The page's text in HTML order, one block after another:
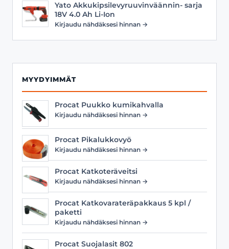
Yato Akkukipsilevyruuvinväännin- sarja
18V 4.0 Ah Li-Ion
Kirjaudu nähdäksesi hinnan →
MYYDYIMMÄT
Procat Puukko kumikahvalla
Kirjaudu nähdäksesi hinnan →
Procat Pikalukkovyö
Kirjaudu nähdäksesi hinnan →
Procat Katkoteräveitsi
Kirjaudu nähdäksesi hinnan →
Procat Katkovarateräpakkaus 5 kpl /
paketti
Kirjaudu nähdäksesi hinnan →
Procat Suojalasit 802